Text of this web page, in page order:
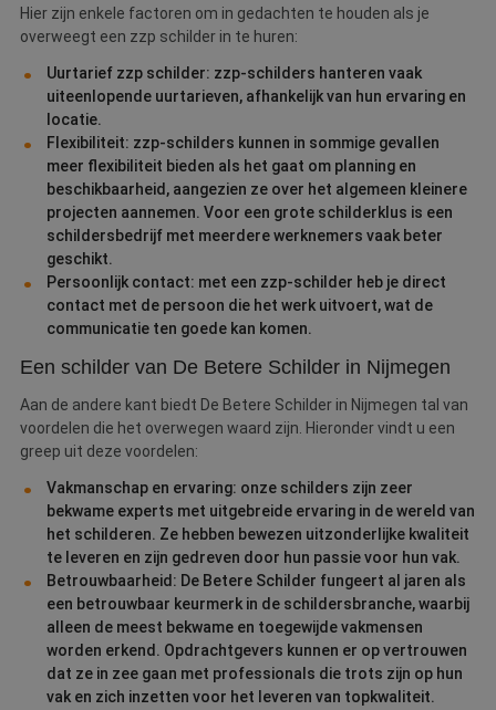
Hier zijn enkele factoren om in gedachten te houden als je
overweegt een zzp schilder in te huren:
Uurtarief zzp schilder: zzp-schilders hanteren vaak
uiteenlopende uurtarieven, afhankelijk van hun ervaring en
locatie.
Flexibiliteit: zzp-schilders kunnen in sommige gevallen
meer flexibiliteit bieden als het gaat om planning en
beschikbaarheid, aangezien ze over het algemeen kleinere
projecten aannemen. Voor een grote schilderklus is een
schildersbedrijf met meerdere werknemers vaak beter
geschikt.
Persoonlijk contact: met een zzp-schilder heb je direct
contact met de persoon die het werk uitvoert, wat de
communicatie ten goede kan komen.
Een schilder van De Betere Schilder in Nijmegen
Aan de andere kant biedt De Betere Schilder in Nijmegen tal van
voordelen die het overwegen waard zijn. Hieronder vindt u een
greep uit deze voordelen:
Vakmanschap en ervaring: onze schilders zijn zeer
bekwame experts met uitgebreide ervaring in de wereld van
het schilderen. Ze hebben bewezen uitzonderlijke kwaliteit
te leveren en zijn gedreven door hun passie voor hun vak.
Betrouwbaarheid: De Betere Schilder fungeert al jaren als
een betrouwbaar keurmerk in de schildersbranche, waarbij
alleen de meest bekwame en toegewijde vakmensen
worden erkend. Opdrachtgevers kunnen er op vertrouwen
dat ze in zee gaan met professionals die trots zijn op hun
vak en zich inzetten voor het leveren van topkwaliteit.